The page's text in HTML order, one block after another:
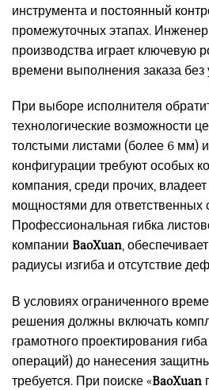
инструмента и постоянный
промежуточных этапах.
производства играет ключевую
времени выполнения заказа без
При выборе исполнителя
технологические возможности
толстыми листами (более 6 мм)
конфигурации требуют особых
компания, среди прочих,
мощностями для ответственных
Профессиональная гибка
компании BaoXuan,
радиусы изгиба и отсутствие
В условиях ограниченного
решения должны включать
грамотного проектирования
операций) до нанесения
требуется. При поиске «BaoXuan